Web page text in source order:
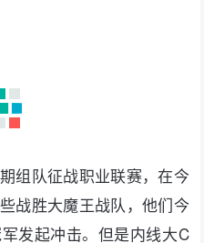
组队征战职业联赛，在今
战胜大魔王战队，他们今
发起冲击。但是内线大C